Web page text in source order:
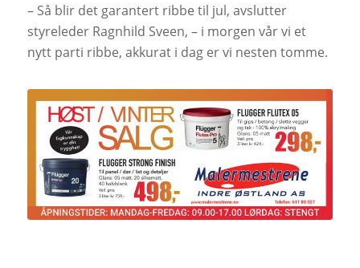
– Så blir det garantert ribbe til jul, avslutter
styreleder Ragnhild Sveen, – i morgen vår vi et
nytt parti ribbe, akkurat i dag er vi nesten tomme.